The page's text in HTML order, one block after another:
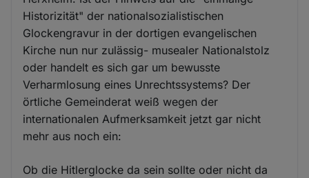
Historizität" der nationalsozialistischen
Glockengravur in der dortigen evangelischen
Kirche nun nur zulässig- musealer Nationalstolz
oder handelt es sich gar um bewusste
Verharmlosung eines Unrechtssystems? Der
örtliche Gemeinderat weiß wegen der
internationalen Aufmerksamkeit jetzt gar nicht
mehr aus noch ein:
Ob die Hitlerglocke da sein sollte oder nicht da
und
Cookies